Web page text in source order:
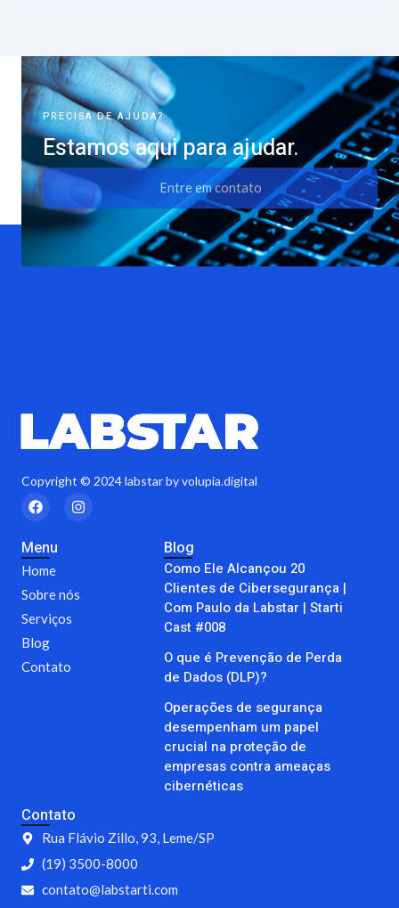
PRECISA DE AJUDA?
Estamos aqui para ajudar.
Entre em contato
Copyright © 2024 labstar by volupia.digital
F
a
e
b
o
k
I
n
a
Menu
Home
Sobre nós
Serviços
Blog
Contato
Blog
Como Ele Alcançou 20
Clientes de Cibersegurança |
Com Paulo da Labstar | Starti
Cast #008
O que é Prevenção de Perda
de Dados (DLP)?
Operações de segurança
desempenham um papel
crucial na proteção de
empresas contra ameaças
cibernéticas
Contato
Rua Flávio Zillo, 93, Leme/SP
(19) 3500-8000
contato@labstarti.com